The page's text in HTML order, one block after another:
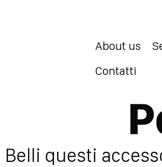
About us
Contatti
Beauty
Belli questi